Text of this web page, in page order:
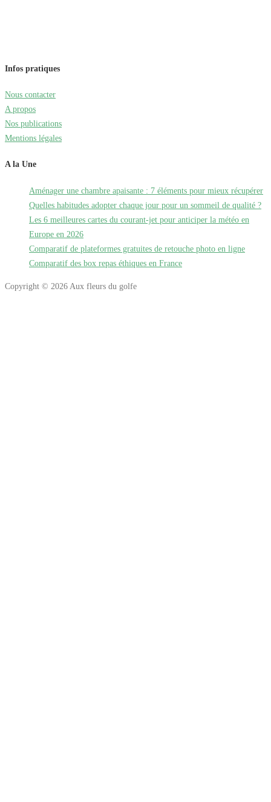
Infos pratiques
Nous contacter
A propos
Nos publications
Mentions légales
A la Une
Aménager une chambre apaisante : 7 éléments pour mieux récupérer
Quelles habitudes adopter chaque jour pour un sommeil de qualité ?
Les 6 meilleures cartes du courant-jet pour anticiper la météo en
Europe en 2026
Comparatif de plateformes gratuites de retouche photo en ligne
Comparatif des box repas éthiques en France
Copyright © 2026 Aux fleurs du golfe